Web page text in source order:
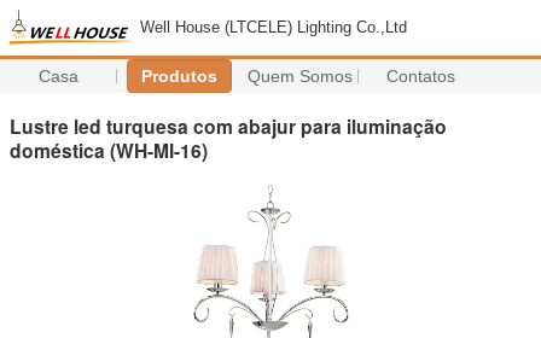
Well House (LTCELE) Lighting Co.,Ltd
Casa Produtos Quem Somos Contatos
Lustre led turquesa com abajur para iluminação
doméstica (WH-MI-16)